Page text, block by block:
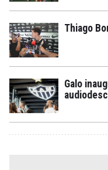
Thiago
Galo